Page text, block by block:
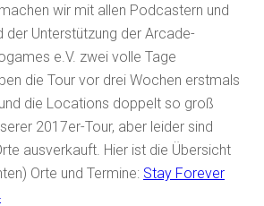
wir mit allen Podcastern und
der Unterstützung der Arcade-
e.V. zwei volle Tage
die Tour vor drei Wochen erstmals
die Locations doppelt so groß
2017er-Tour, aber leider sind
ausverkauft. Hier ist die Übersicht
Orte und Termine: Stay Forever